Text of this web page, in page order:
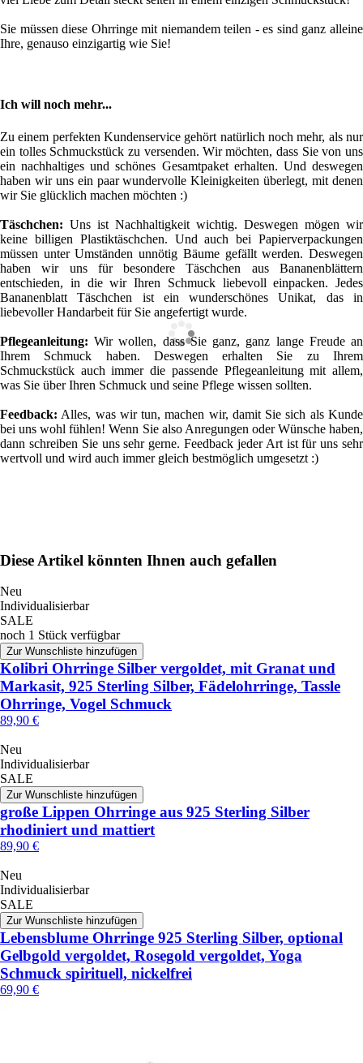
Sie müssen diese Ohrringe mit niemandem teilen - es sind ganz alleine
Ihre, genauso einzigartig wie Sie!
Ich will noch mehr...
Zu einem perfekten Kundenservice gehört natürlich noch mehr, als nur
ein tolles Schmuckstück zu versenden. Wir möchten, dass Sie von uns
ein nachhaltiges und schönes Gesamtpaket erhalten. Und deswegen
haben wir uns ein paar wundervolle Kleinigkeiten überlegt, mit denen
wir Sie glücklich machen möchten :)
Täschchen: Uns ist Nachhaltigkeit wichtig. Deswegen mögen wir
keine billigen Plastiktäschchen. Und auch bei Papierverpackungen
müssen unter Umständen unnötig Bäume gefällt werden. Deswegen
haben wir uns für besondere Täschchen aus Bananenblättern
entschieden, in die wir Ihren Schmuck liebevoll einpacken. Jedes
Bananenblatt Täschchen ist ein wunderschönes Unikat, das in
liebevoller Handarbeit für Sie angefertigt wurde.
Pflegeanleitung: Wir wollen, dass Sie ganz, ganz lange Freude an
Ihrem Schmuck haben. Deswegen erhalten Sie zu Ihrem
Schmuckstück auch immer die passende Pflegeanleitung mit allem,
was Sie über Ihren Schmuck und seine Pflege wissen sollten.
Feedback: Alles, was wir tun, machen wir, damit Sie sich als Kunde
bei uns wohl fühlen! Wenn Sie also Anregungen oder Wünsche haben,
dann schreiben Sie uns sehr gerne. Feedback jeder Art ist für uns sehr
wertvoll und wird auch immer gleich bestmöglich umgesetzt :)
Diese Artikel könnten Ihnen auch gefallen
Neu
Individualisierbar
SALE
noch 1 Stück verfügbar
Zur Wunschliste hinzufügen
Kolibri Ohrringe Silber vergoldet, mit Granat und
Markasit, 925 Sterling Silber, Fädelohrringe, Tassle
Ohrringe, Vogel Schmuck
89,90 €
Neu
Individualisierbar
SALE
Zur Wunschliste hinzufügen
große Lippen Ohrringe aus 925 Sterling Silber
rhodiniert und mattiert
89,90 €
Neu
Individualisierbar
SALE
Zur Wunschliste hinzufügen
Lebensblume Ohrringe 925 Sterling Silber, optional
Gelbgold vergoldet, Rosegold vergoldet, Yoga
Schmuck spirituell, nickelfrei
69,90 €